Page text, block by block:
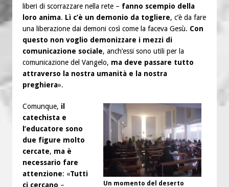
liberi di scorrazzare nella rete – fanno scempio della
loro anima. Lì c’è un demonio da togliere, c’è da fare
una liberazione dai demoni così come la faceva Gesù. Con
questo non voglio demonizzare i mezzi di
comunicazione sociale, anch’essi sono utili per la
comunicazione del Vangelo, ma deve passare tutto
attraverso la nostra umanità e la nostra
preghiera».
Un momento del deserto
Comunque, il
catechista e
l’educatore sono
due figure molto
cercate, ma è
necessario fare
attenzione: «Tutti
ci cercano –